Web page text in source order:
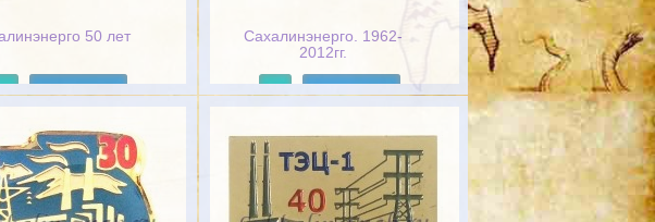
50 лет
Сахалинэнерго. 1962-
2012гг.